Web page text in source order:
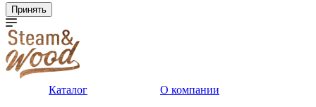
Принять
Каталог
О компании